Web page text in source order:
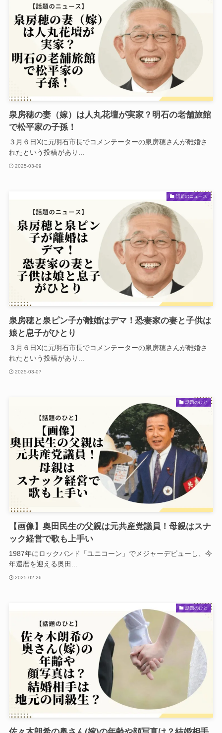
泉房穂の妻（嫁）は人丸花壇が実家？明石の老舗旅館
で松平家の子孫！
３月６日Xに元明石市長でコメンテーターの泉房穂さんが離婚さ
れたという投稿があり...
2025-03-09
話題のニュース
泉房穂と泉ピン子が離婚はデマ！恐妻家の妻と子供は
娘と息子がひとり
３月６日Xに元明石市長でコメンテーターの泉房穂さんが離婚さ
れたという投稿があり...
2025-03-07
話題のひと
【画像】奥田民生の父親は元共産党議員！母親はスナ
ック経営で歌も上手い
1987年にロックバンド「ユニコーン」でメジャーデビューし、今
年還暦を迎える奥田...
2025-02-26
話題のひと